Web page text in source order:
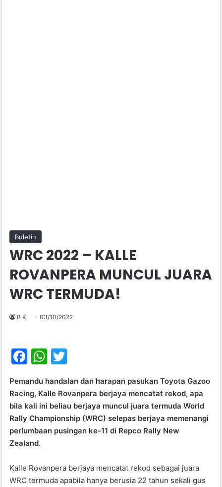
Buletin
WRC 2022 – KALLE
ROVANPERA MUNCUL JUARA
WRC TERMUDA!
B K 03/10/2022
F
c
e
b
o
o
k
W
at
s
A
p
itt
er
Pemandu handalan dan harapan pasukan Toyota Gazoo
Racing, Kalle Rovanpera berjaya mencatat rekod, apa
bila kali ini beliau berjaya muncul juara termuda World
Rally Championship (WRC) selepas berjaya memenangi
perlumbaan pusingan ke-11 di Repco Rally New
Zealand.
Kalle Rovanpera berjaya mencatat rekod sebagai juara
WRC termuda apabila hanya berusia 22 tahun sekali gus